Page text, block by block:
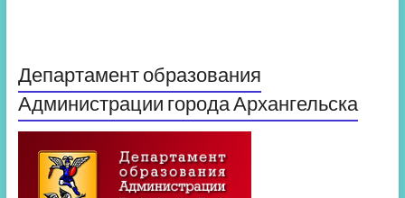
Департамент образования
Администрации города Архангельска